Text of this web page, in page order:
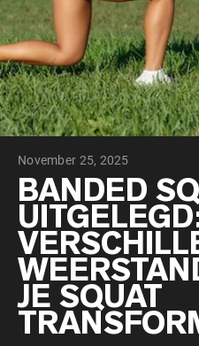
Erwteneiwit
Vanille
Shop All
VEGAN PROTEIN
Shop All
November 25, 2025
BANDED
JE SQUAT